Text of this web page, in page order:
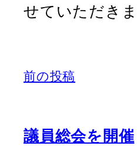
せていただきま
前の投稿
議員総会を開催